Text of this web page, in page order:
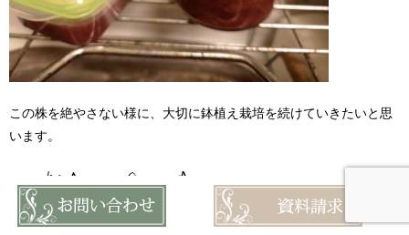
この株を絶やさない様に、大切に鉢植え栽培を続けていきたいと思
います。